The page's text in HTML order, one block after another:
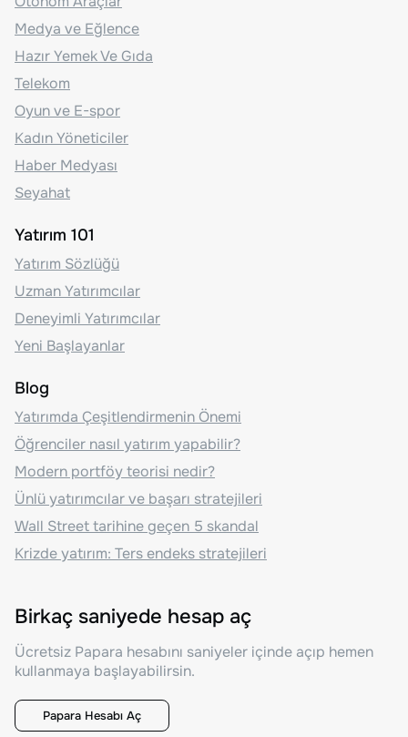
Medya ve Eğlence
Hazır Yemek Ve Gıda
Telekom
Oyun ve E-spor
Kadın Yöneticiler
Haber Medyası
Seyahat
Yatırım 101
Yatırım Sözlüğü
Uzman Yatırımcılar
Deneyimli Yatırımcılar
Yeni Başlayanlar
Blog
Yatırımda Çeşitlendirmenin Önemi
Öğrenciler nasıl yatırım yapabilir?
Modern portföy teorisi nedir?
Ünlü yatırımcılar ve başarı stratejileri
Wall Street tarihine geçen 5 skandal
Krizde yatırım: Ters endeks stratejileri
Birkaç saniyede hesap aç
Ücretsiz Papara hesabını saniyeler içinde açıp hemen
kullanmaya başlayabilirsin.
Papara Hesabı Aç